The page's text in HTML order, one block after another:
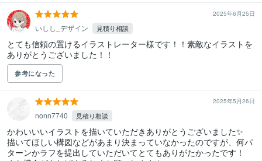
2025年6月25日
いしし_デザイン 見積り相談
とても信頼の置けるイラストレーター様です！！素敵なイラストを
ありがとうございました！！
参考になった
2025年5月26日
nonn7740 見積り相談
かわいいいイラストを描いていただきありがとうございました✨
描いてほしい構図などがあまり決まっていなかったのですが、何パ
ターンかラフを提出していただいてとてもありがたかったです！